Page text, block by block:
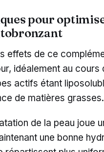
pour
effets de ce
idéalement au cours
actifs étant
de matières grasses.
de la peau joue
une bonne